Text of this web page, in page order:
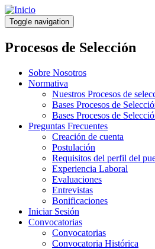
Pasar
al
contenido
principal
Toggle navigation
Procesos de Selección
Sobre Nosotros
Normativa
Nuestros Procesos de
Bases Procesos de
Bases Procesos de
Preguntas Frecuentes
Creación de cuenta
Postulación
Requisitos del perfil del
Experiencia Laboral
Evaluaciones
Entrevistas
Bonificaciones
Iniciar Sesión
Convocatorias
Convocatorias
Convocatoria Histórica